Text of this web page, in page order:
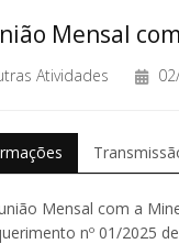
Mensal
Atividades
Mensal com a
nº 01/2025